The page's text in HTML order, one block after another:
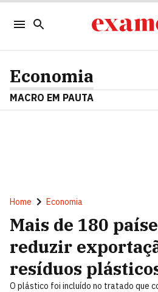
Economia
MACRO EM PAUTA
Home Economia
Mais de 180
reduzir
resíduos
O plástico foi incluído no tratado que